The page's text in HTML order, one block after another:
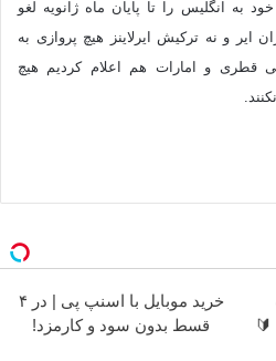
به انگلیس را تا پایان ماه ژانویه لغو
ایر و نه ترکیش ایرلاینز هیچ پروازی به
قطری و امارات هم اعلام کردیم هیچ
🔰
خرید موبایل با اسنپ پی | در ۴
قسط بدون سود و کارمزد!